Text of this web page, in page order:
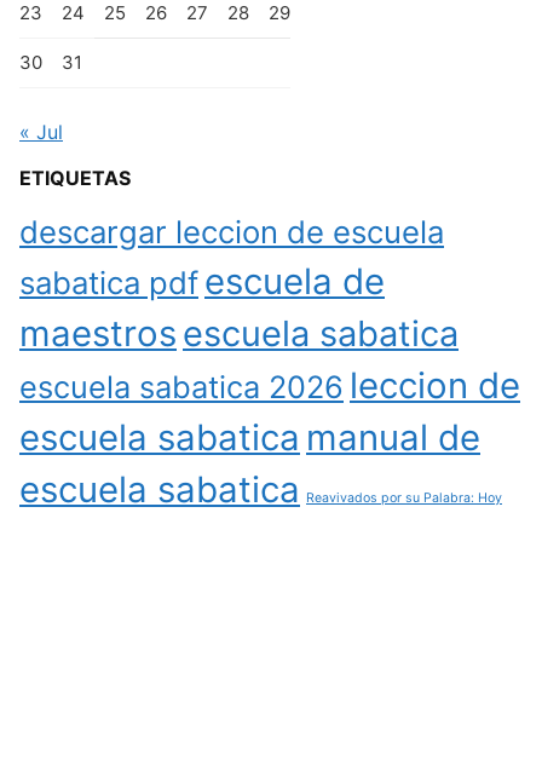
23 24 25 26 27 28 29
30 31
« Jul
ETIQUETAS
descargar leccion de escuela
sabatica pdfescuela de
maestros escuela sabatica
escuela sabatica 2026 leccion de
escuela sabatica manual de
escuela sabatica
Reavivados por su Palabra: Hoy